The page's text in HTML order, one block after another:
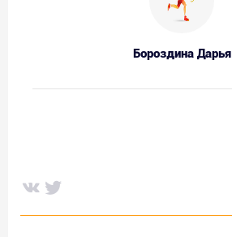
Бороздина Дарья